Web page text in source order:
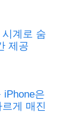
계로 숨
제공
iPhone은
게 매진